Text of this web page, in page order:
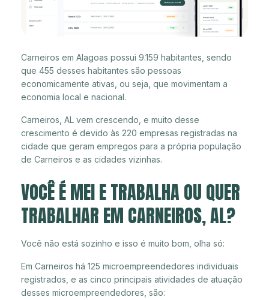
Carneiros em Alagoas possui 9.159 habitantes, sendo
que 455 desses habitantes são pessoas
economicamente ativas, ou seja, que movimentam a
economia local e nacional.
Carneiros, AL vem crescendo, e muito desse
crescimento é devido às 220 empresas registradas na
cidade que geram empregos para a própria população
de Carneiros e as cidades vizinhas.
VOCÊ É MEI E TRABALHA OU QUER
TRABALHAR EM CARNEIROS, AL?
Você não está sozinho e isso é muito bom, olha só:
Em Carneiros há 125 microempreendedores individuais
registrados, e as cinco principais atividades de atuação
desses microempreendedores, são: